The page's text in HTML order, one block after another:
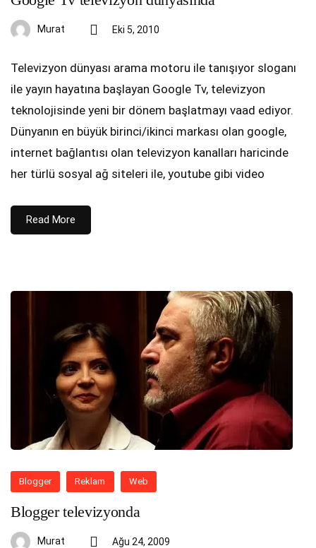
Murat Eki 5, 2010
Televizyon dünyası arama motoru ile tanışıyor sloganı
ile yayın hayatına başlayan Google Tv, televizyon
teknolojisinde yeni bir dönem başlatmayı vaad ediyor.
Dünyanın en büyük birinci/ikinci markası olan google,
internet bağlantısı olan televizyon kanalları haricinde
her türlü sosyal ağ siteleri ile, youtube gibi video
Read More
Blogger Reklam Web
Blogger televizyonda
Murat Ağu 24, 2009